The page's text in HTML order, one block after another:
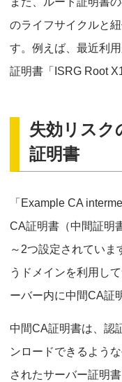
のライフサイクルと
す。例えば、最近利
証明書「ISRG Root
失効リスク
証明書
「Example CA
CA証明書（中間証明
～2つ設定されていま
うドメインを利用し
ーバー内に中間CA証
中間CA証明書は、認
ンロードできるよう
されたサーバー証明